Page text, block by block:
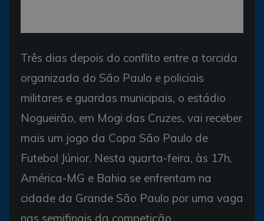
Três dias depois do conflito entre a torcida
organizada do São Paulo e policiais
militares e guardas municipais, o estádio
Nogueirão, em Mogi das Cruzes, vai receber
mais um jogo da Copa São Paulo de
Futebol Júnior. Nesta quarta-feira, às 17h,
América-MG e Bahia se enfrentam na
cidade da Grande São Paulo por uma vaga
nas semifinais da competição.